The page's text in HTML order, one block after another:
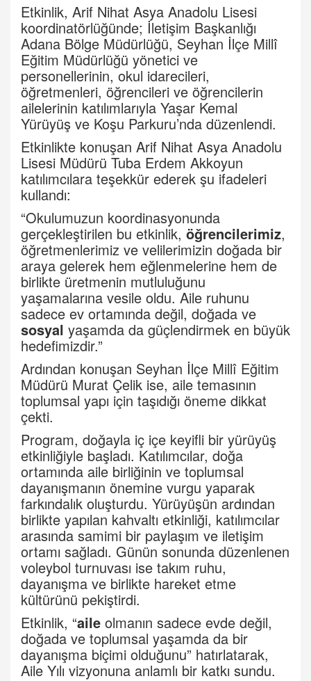
Etkinlik, Arif Nihat Asya Anadolu Lisesi
koordinatörlüğünde; İletişim Başkanlığı
Adana Bölge Müdürlüğü, Seyhan İlçe Millî
Eğitim Müdürlüğü yönetici ve
personellerinin, okul idarecileri,
öğretmenleri, öğrencileri ve öğrencilerin
ailelerinin katılımlarıyla Yaşar Kemal
Yürüyüş ve Koşu Parkuru’nda düzenlendi.
Etkinlikte konuşan Arif Nihat Asya Anadolu
Lisesi Müdürü Tuba Erdem Akkoyun
katılımcılara teşekkür ederek şu ifadeleri
kullandı:
“Okulumuzun koordinasyonunda
gerçekleştirilen bu etkinlik, öğrencilerimiz,
öğretmenlerimiz ve velilerimizin doğada bir
araya gelerek hem eğlenmelerine hem de
birlikte üretmenin mutluluğunu
yaşamalarına vesile oldu. Aile ruhunu
sadece ev ortamında değil, doğada ve
sosyal yaşamda da güçlendirmek en büyük
hedefimizdir.”
Ardından konuşan Seyhan İlçe Millî Eğitim
Müdürü Murat Çelik ise, aile temasının
toplumsal yapı için taşıdığı öneme dikkat
çekti.
Program, doğayla iç içe keyifli bir yürüyüş
etkinliğiyle başladı. Katılımcılar, doğa
ortamında aile birliğinin ve toplumsal
dayanışmanın önemine vurgu yaparak
farkındalık oluşturdu. Yürüyüşün ardından
birlikte yapılan kahvaltı etkinliği, katılımcılar
arasında samimi bir paylaşım ve iletişim
ortamı sağladı. Günün sonunda düzenlenen
voleybol turnuvası ise takım ruhu,
dayanışma ve birlikte hareket etme
kültürünü pekiştirdi.
Etkinlik, “aile olmanın sadece evde değil,
doğada ve toplumsal yaşamda da bir
dayanışma biçimi olduğunu” hatırlatarak,
Aile Yılı vizyonuna anlamlı bir katkı sundu.